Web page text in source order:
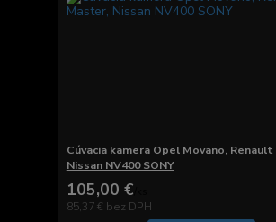
Cúvacia kamera Opel Movano,
Nissan NV400 SONY
105,00 €
85,37 € bez DPH